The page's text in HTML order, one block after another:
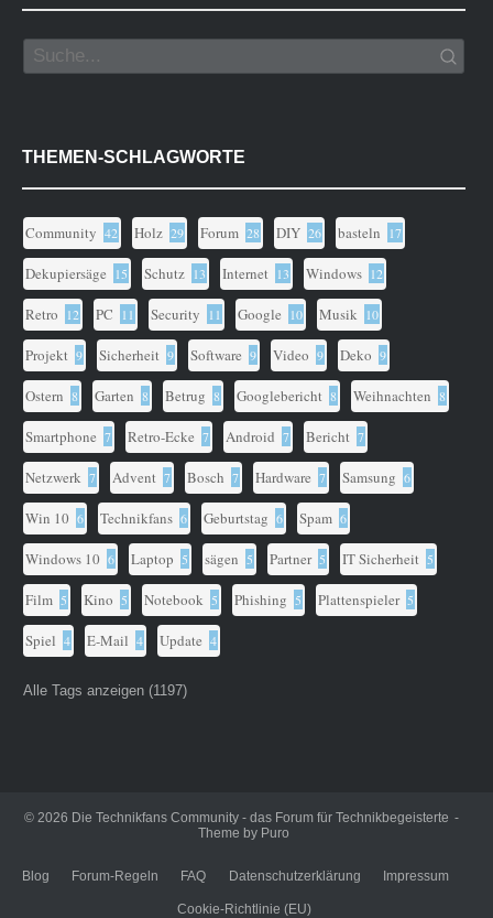
THEMEN-SCHLAGWORTE
Community 42 Holz 29 Forum 28 DIY 26 basteln 17
Dekupiersäge 15 Schutz 13 Internet 13 Windows 12
Retro 12 PC 11 Security 11 Google 10 Musik 10
Projekt 9 Sicherheit 9 Software 9 Video 9 Deko 9
Ostern 8 Garten 8 Betrug 8 Googlebericht 8 Weihnachten 8
Smartphone 7 Retro-Ecke 7 Android 7 Bericht 7
Netzwerk 7 Advent 7 Bosch 7 Hardware 7 Samsung 6
Win 10 6 Technikfans 6 Geburtstag 6 Spam 6
Windows 10 6 Laptop 5 sägen 5 Partner 5 IT Sicherheit 5
Film 5 Kino 5 Notebook 5 Phishing 5 Plattenspieler 5
Spiel 4 E-Mail 4 Update 4
Alle Tags anzeigen (1197)
© 2026 Die Technikfans Community - das Forum für Technikbegeisterte
Theme by Puro
Blog Forum-Regeln FAQ Datenschutzerklärung Impressum
Cookie-Richtlinie (EU)